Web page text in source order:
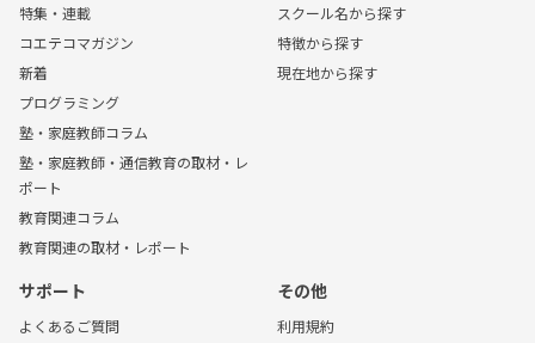
特集・連載
コエテコマガジン
新着
プログラミング
塾・家庭教師コラム
塾・家庭教師・通信教育の取材・レ
ポート
教育関連コラム
教育関連の取材・レポート
スクール名から探す
特徴から探す
現在地から探す
サポート
よくあるご質問
その他
利用規約